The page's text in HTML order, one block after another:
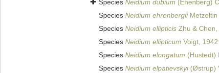
Species Neidium dubium (Ehenberg)
Species Neidium ehrenbergiiMetzeltin
Species Neidium ellipticis Zhu &
Species Neidium ellipticum Voigt, 1942
Species Neidium elongatum (Hustedt)
Species Neidium elpatievskyi(Østrup)